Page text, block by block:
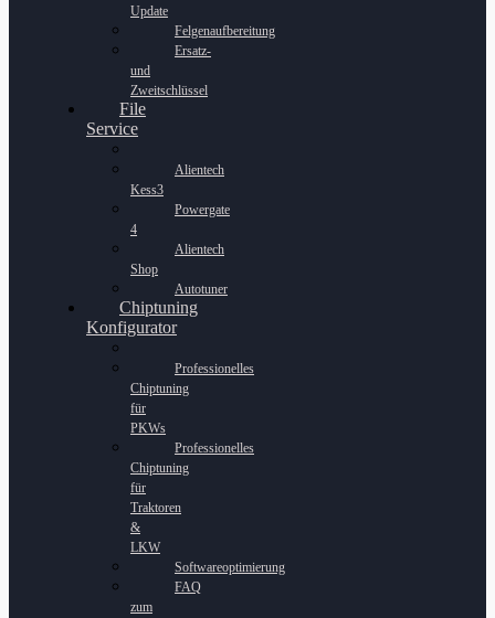
Update
Felgenaufbereitung
Ersatz-
und
Zweitschlüssel
File
Service
Alientech
Kess3
Powergate
4
Alientech
Shop
Autotuner
Chiptuning
Konfigurator
Professionelles
Chiptuning
für
PKWs
Professionelles
Chiptuning
für
Traktoren
&
LKW
Softwareoptimierung
FAQ
zum